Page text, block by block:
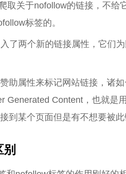
取关于nofollow的链接，不给
标签的。
了两个新的链接属性，它们
助属性来标记网站链接，诸
Generated Content，也就是
到某个页面但是有不想要被此